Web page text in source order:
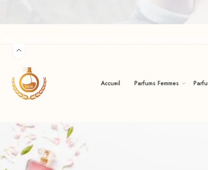
Accueil Parfums Femmes